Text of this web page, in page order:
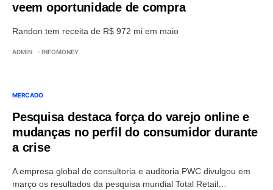
veem oportunidade de compra
Randon tem receita de R$ 972 mi em maio
ADMIN - INFOMONEY
MERCADO
Pesquisa destaca força do varejo online e
mudanças no perfil do consumidor durante
a crise
A empresa global de consultoria e auditoria PWC divulgou em
março os resultados da pesquisa mundial Total Retail…